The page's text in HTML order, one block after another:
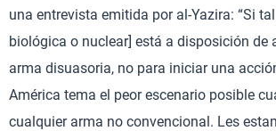
una entrevista emitida por al-Yazira: “Si
biológica o nuclear] está a disposición de
arma disuasoria, no para iniciar una
América tema el peor escenario posible
cualquier arma no convencional. Les